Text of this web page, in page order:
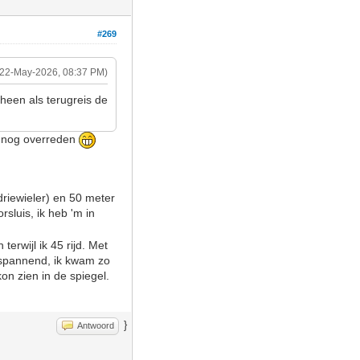
#269
May-2026, 08:37 PM)
als terugreis de
overreden
en 50 meter
ik heb 'm in
terwijl ik 45 rijd. Met
ik kwam zo
zien in de spiegel.
Antwoord }